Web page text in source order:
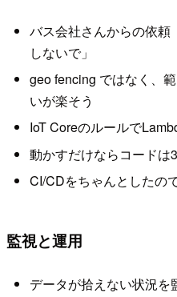
バス会社さんからの依頼
しないで」
geo fencing ではなく、
いが楽そう
IoT Coreのルールで
動かすだけならコードは
CI/CDをちゃんとしたの
監視と運用
データが拾えない状況を